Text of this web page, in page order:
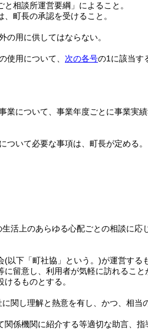
と相談所運営要綱」によること。
町長の承認を受けること。
の用に供してはならない。
使用について、 次の各号の1に該当す
業について、事業年度ごとに事業実
ついて必要な事項は、町長が定める。
活上のあらゆる心配ごとの相談に
下「町社協」という。)が運営する
留意し、利用者が気軽に訪れること
るものとする。
関し理解と熱意を有し、かつ、相
係機関に紹介する等適切な助言、指